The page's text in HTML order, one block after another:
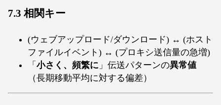
7.3 相関キー
(ウェブアップロード/ダウンロード) ↔ (ホスト
ファイルイベント) ↔ (プロキシ送信量の急増)
「 小さく、頻繁に 」伝送パターンの異常値
（長期移動平均に対する偏差）